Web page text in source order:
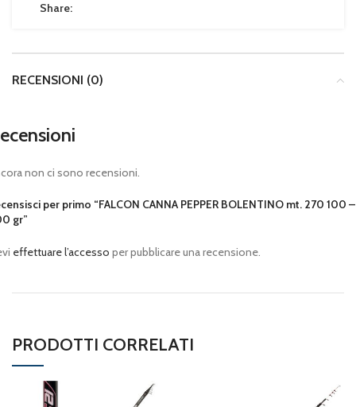
Share:
RECENSIONI (0)
non ci sono recensioni.
per primo “FALCON CANNA PEPPER BOLENTINO mt. 270 100 –
gr”
effettuare l’accesso per pubblicare una recensione.
PRODOTTI CORRELATI